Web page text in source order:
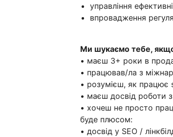
управління
впровадження
Ми шукаємо тебе,
• маєш 3+ роки в
• працював/ла з
• розумієш, як працює
• маєш досвід роботи
• хочеш не просто
буде плюсом:
• досвід у SEO /